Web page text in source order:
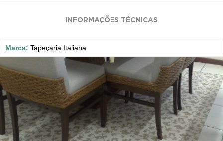
INFORMAÇÕES TÉCNICAS
Marca: Tapeçaria Italiana